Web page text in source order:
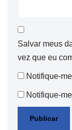
Salvar meus
vez que eu
Notifique-
Notifique-